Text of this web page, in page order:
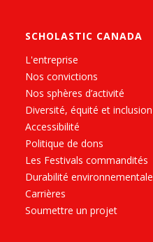
SCHOLASTIC CANADA
L'entreprise
Nos convictions
Nos sphères d’activité
Diversité, équité et inclusion
Accessibilité
Politique de dons
Les Festivals commandités
Durabilité environnementale
Carrières
Soumettre un projet